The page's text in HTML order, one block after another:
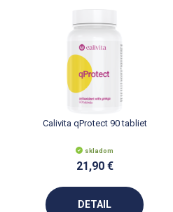
Calivita qProtect 90 tabliet
skladom
21,90 €
DETAIL